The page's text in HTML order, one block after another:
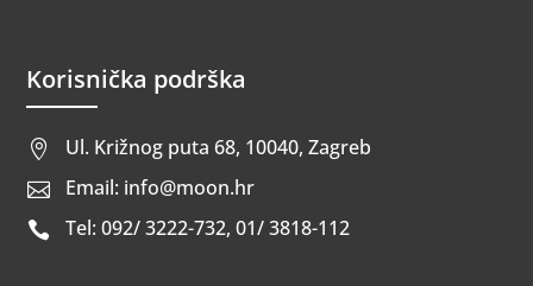
Korisnička podrška
 Ul. Križnog puta 68, 10040, Zagreb
 Email: info@moon.hr
 Tel: 092/ 3222-732, 01/ 3818-112